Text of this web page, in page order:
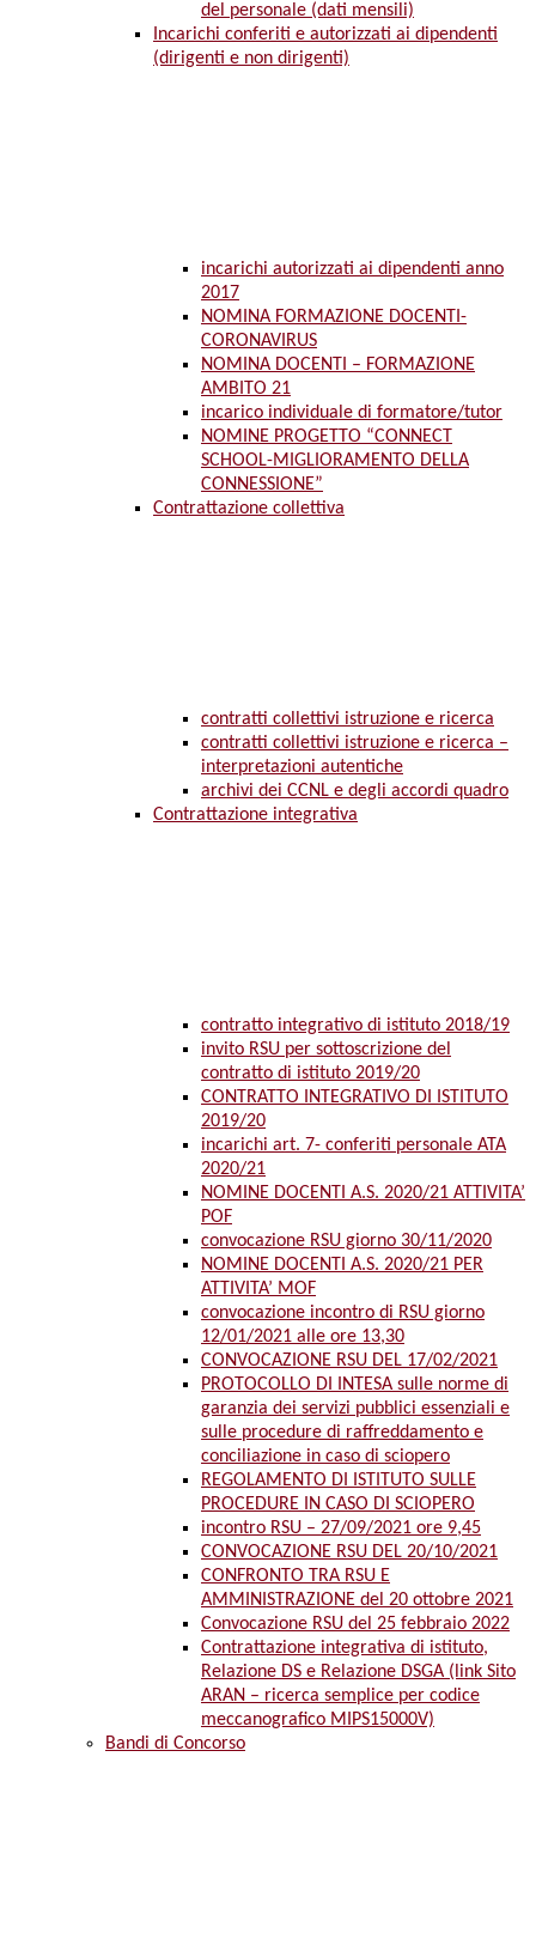
del personale (dati mensili)
Incarichi conferiti e autorizzati ai dipendenti
(dirigenti e non dirigenti)
incarichi autorizzati ai dipendenti anno
2017
NOMINA FORMAZIONE DOCENTI-
CORONAVIRUS
NOMINA DOCENTI – FORMAZIONE
AMBITO 21
incarico individuale di formatore/tutor
NOMINE PROGETTO “CONNECT
SCHOOL-MIGLIORAMENTO DELLA
CONNESSIONE”
Contrattazione collettiva
contratti collettivi istruzione e ricerca
contratti collettivi istruzione e ricerca –
interpretazioni autentiche
archivi dei CCNL e degli accordi quadro
Contrattazione integrativa
contratto integrativo di istituto 2018/19
invito RSU per sottoscrizione del
contratto di istituto 2019/20
CONTRATTO INTEGRATIVO DI ISTITUTO
2019/20
incarichi art. 7- conferiti personale ATA
2020/21
NOMINE DOCENTI A.S. 2020/21 ATTIVITA’
POF
convocazione RSU giorno 30/11/2020
NOMINE DOCENTI A.S. 2020/21 PER
ATTIVITA’ MOF
convocazione incontro di RSU giorno
12/01/2021 alle ore 13,30
CONVOCAZIONE RSU DEL 17/02/2021
PROTOCOLLO DI INTESA sulle norme di
garanzia dei servizi pubblici essenziali e
sulle procedure di raffreddamento e
conciliazione in caso di sciopero
REGOLAMENTO DI ISTITUTO SULLE
PROCEDURE IN CASO DI SCIOPERO
incontro RSU – 27/09/2021 ore 9,45
CONVOCAZIONE RSU DEL 20/10/2021
CONFRONTO TRA RSU E
AMMINISTRAZIONE del 20 ottobre 2021
Convocazione RSU del 25 febbraio 2022
Contrattazione integrativa di istituto,
Relazione DS e Relazione DSGA (link Sito
ARAN – ricerca semplice per codice
meccanografico MIPS15000V)
Bandi di Concorso